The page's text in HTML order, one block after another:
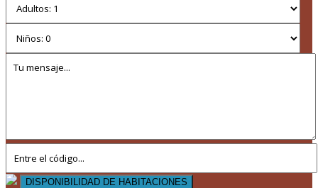
DISPONIBILIDAD DE HABITACIONES